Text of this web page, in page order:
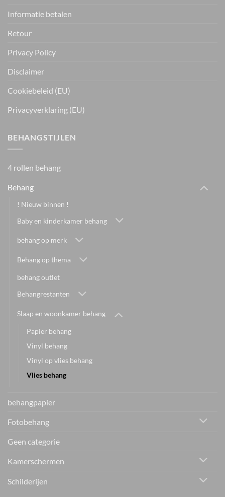
Informatie betalen
Retour
Privacy Policy
Disclaimer
Cookiebeleid (EU)
Privacyverklaring (EU)
BEHANGSTIJLEN
4 rollen behang
Behang
! Nieuw binnen !
Baby en kinderkamer behang
behang op merk
Behang op thema
behang outlet
Behangrestanten
Slaap en woonkamer behang
Papier behang
Vinyl behang
Vinyl op vlies behang
Vlies behang
behangpapier
Fotobehang
Geen categorie
Kamerschermen
Schilderijen